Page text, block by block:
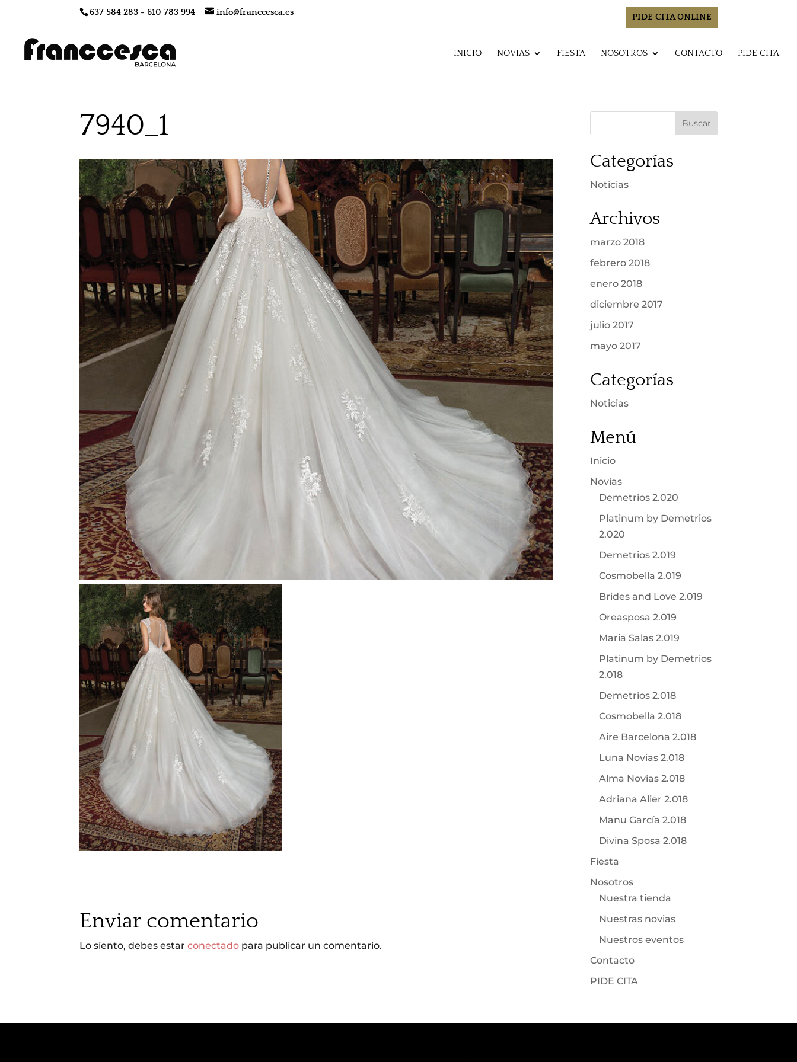
637 584 283 - 610 783 994 info@franccesca.es PIDE CITA ONLINE
INICIO NOVIAS FIESTA NOSOTROS CONTACTO PIDE CITA
7940_1
Enviar comentario
Lo siento, debes estarconectado para publicar un comentario.
Categorías
Noticias
Archivos
marzo 2018
febrero 2018
enero 2018
diciembre 2017
julio 2017
mayo 2017
Categorías
Noticias
Menú
Inicio
Novias
Demetrios 2.020
Platinum by Demetrios
2.020
Demetrios 2.019
Cosmobella 2.019
Brides and Love 2.019
Oreasposa 2.019
Maria Salas 2.019
Platinum by Demetrios
2.018
Demetrios 2.018
Cosmobella 2.018
Aire Barcelona 2.018
Luna Novias 2.018
Alma Novias 2.018
Adriana Alier 2.018
Manu García 2.018
Divina Sposa 2.018
Fiesta
Nosotros
Nuestra tienda
Nuestras novias
Nuestros eventos
Contacto
PIDE CITA